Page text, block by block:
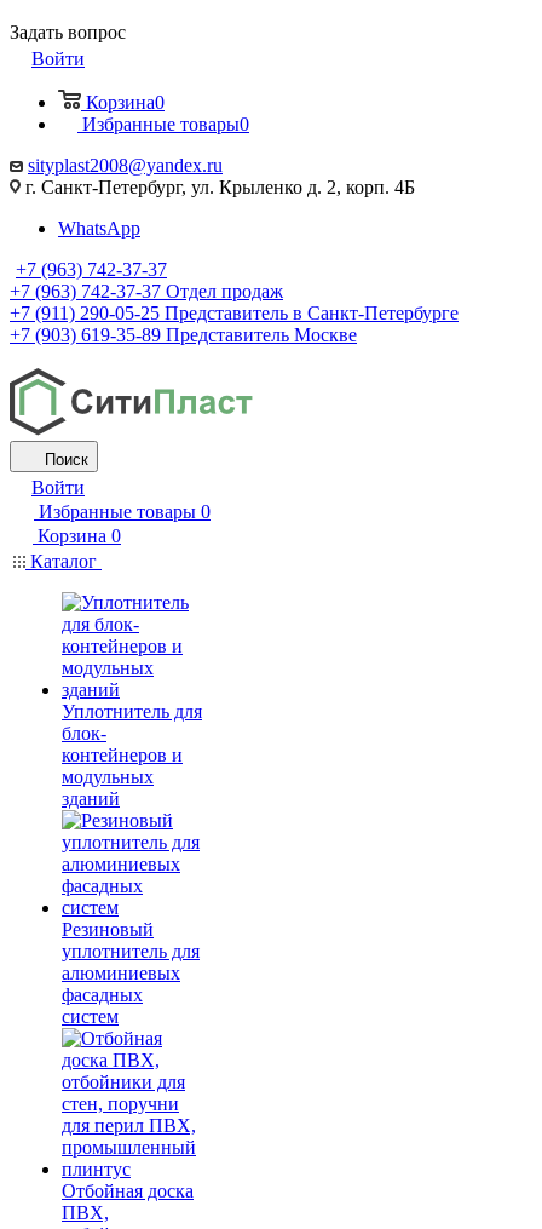
Задать вопрос
Войти
Корзина0
Избранные товары0
sityplast2008@yandex.ru
г. Санкт-Петербург, ул. Крыленко д. 2, корп. 4Б
WhatsApp
+7 (963) 742-37-37
+7 (963) 742-37-37 Отдел продаж
+7 (911) 290-05-25 Представитель в Санкт-Петербурге
+7 (903) 619-35-89 Представитель Москве
Поиск
Войти
Избранные товары 0
Корзина 0
Каталог
Уплотнитель для
блок-
контейнеров и
модульных
зданий
Резиновый
уплотнитель для
алюминиевых
фасадных
систем
Отбойная доска
ПВХ,